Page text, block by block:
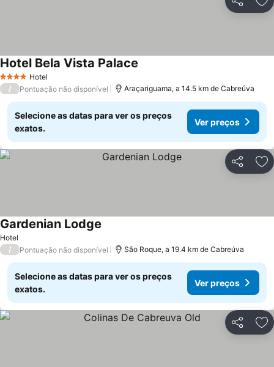
Partilhar
4 EstrelasHotel
Hotel Bela Vista Palace
/ Pontuação não disponível Araçariguama, a 14.5 km de Cabreúva
Selecione as datas para ver os preços
exatos.
Ver preços
Partilhar
Hotel
Gardenian Lodge
/ Pontuação não disponível São Roque, a 19.4 km de Cabreúva
Selecione as datas para ver os preços
exatos.
Ver preços
Partilhar